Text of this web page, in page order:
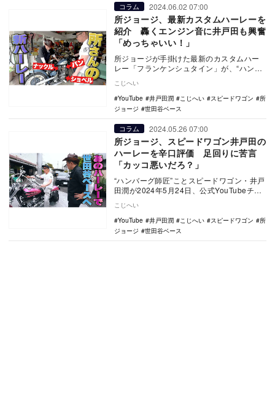
コラム 2024.06.02 07:00
所ジョージ、最新カスタムハーレーを
紹介 轟くエンジン音に井戸田も興奮
「めっちゃいい！」
所ジョージが手掛けた最新のカスタムハー
レー「フランケンシュタイン」が、“ハンバ
公式You…
こじへい
YouTube
井戸田潤 こじへい スピードワゴン
所
ジョージ
世田谷ベース
コラム 2024.05.26 07:00
所ジョージ、スピードワゴン井戸田の
ハーレーを辛口評価 足回りに苦言
「カッコ悪いだろ？」
“ハンバーグ師匠”ことスピードワゴン・井戸
田潤が2024年5月24日、公式YouTubeチャ
こじへい
YouTube
井戸田潤 こじへい スピードワゴン
所
ジョージ
世田谷ベース